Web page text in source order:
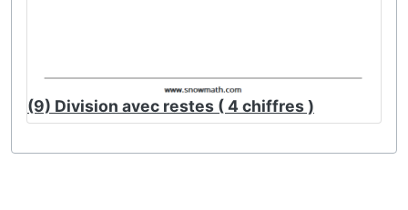
(9) Division avec restes ( 4 chiffres )